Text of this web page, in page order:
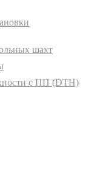
шахт
с ПП (DTH)